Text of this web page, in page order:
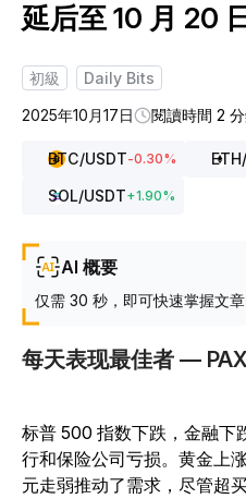
延后至 10 月 20
初級
Daily Bits
2025年10月17日
閱讀時間 2
BTC/USDT-0.30% ETH
SOL/USDT+1.90%
AI 概要
仅需 30 秒，即可快速掌握文
每天表现最佳者 — PAX
标普 500 指数下跌，金融下
行和保险公司亏损。黄金上
元走弱推动了需求，尽管超